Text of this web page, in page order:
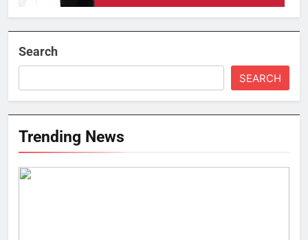
Search
SEARCH
Trending News